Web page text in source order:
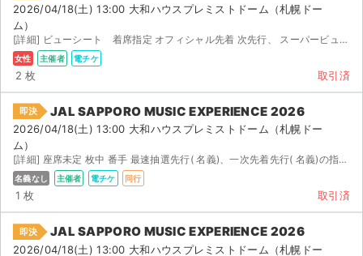
2026/04/18(土) 13:00 大和ハウスプレミストドーム（札幌ドー
ム）
[詳細] ビューシート 着席指定 オフィシャル先着 次先行、 スーパービューシート、電子チケ...
女性 主催者 電チケ
2 枚 取引済
即決 JAL SAPPORO MUSIC EXPERIENCE 2026
2026/04/18(土) 13:00 大和ハウスプレミストドーム（札幌ドー
ム）
[詳細] 座席未定 枚中 番手 最速抽選先行( 名義)、一次先着先行( 名義)の指定席を所持しているた...
名義なし 主催者 電チケ 同行
1 枚 取引済
即決 JAL SAPPORO MUSIC EXPERIENCE 2026
2026/04/18(土) 13:00 大和ハウスプレミストドーム（札幌ドー